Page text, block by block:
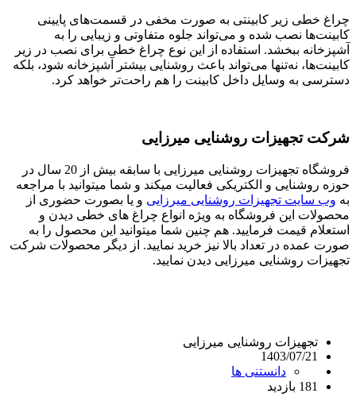
چراغ خطی زیر کابینتی به صورت مخفی در قسمت‌های پایینی
کابینت‌ها نصب شده و می‌تواند جلوه متفاوتی و زیبایی را به
آشپزخانه ببخشد. استفاده از این نوع چراغ خطی برای نصب در زیر
کابینت‌ها، نه‌تنها می‌تواند باعث روشنایی بیشتر آشپزخانه شود، بلکه
دسترسی به وسایل داخل کابینت را هم راحت‌تر خواهد کرد.
شرکت تجهیزات روشنایی میرزایی
فروشگاه تجهیزات روشنایی میرزایی با سابقه بیش از 20 سال در
حوزه روشنایی و الکتریکی فعالیت میکند و شما میتوانید با مراجعه
به وب سایت تجهیزات روشنایی میرزایی و یا بصورت حضوری از
محصولات این فروشگاه به ویژه انواع چراغ های خطی دیدن و
استعلام قیمت فرمایید. هم چنین شما میتوانید این محصول را به
صورت عمده در تعداد بالا نیز خرید نمایید. از دیگر محصولات شرکت
تجهیزات روشنایی میرزایی دیدن نمایید.
تجهیزات روشنایی میرزایی
1403/07/21
دانستنی ها
181 بازدید